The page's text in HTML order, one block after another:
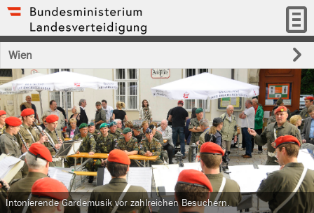
Wien
Intonierende Gardemusik vor zahlreichen Besuchern.